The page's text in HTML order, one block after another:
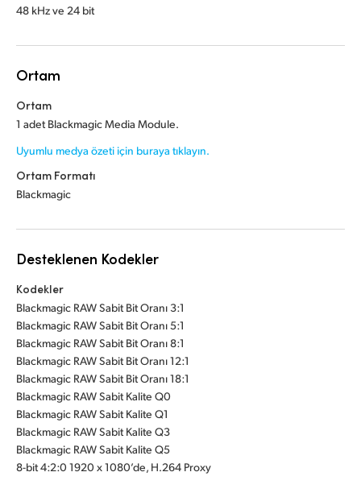
48 kHz ve 24 bit
Ortam
Ortam
1 adet Blackmagic Media Module.
Uyumlu medya özeti için buraya tıklayın.
Ortam Formatı
Blackmagic
Desteklenen Kodekler
Kodekler
Blackmagic RAW Sabit Bit Oranı 3:1
Blackmagic RAW Sabit Bit Oranı 5:1
Blackmagic RAW Sabit Bit Oranı 8:1
Blackmagic RAW Sabit Bit Oranı 12:1
Blackmagic RAW Sabit Bit Oranı 18:1
Blackmagic RAW Sabit Kalite Q0
Blackmagic RAW Sabit Kalite Q1
Blackmagic RAW Sabit Kalite Q3
Blackmagic RAW Sabit Kalite Q5
8-bit 4:2:0 1920 x 1080’de, H.264 Proxy